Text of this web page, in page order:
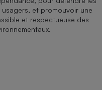
et promouvoir une
et respectueuse des